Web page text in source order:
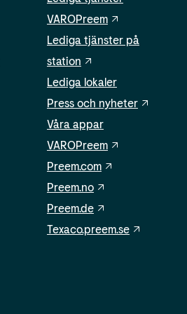
VAROPreem
Lediga tjänster på
station
Lediga lokaler
Press och nyheter
Våra appar
VAROPreem
Preem.com
Preem.no
Preem.de
Texaco.preem.se